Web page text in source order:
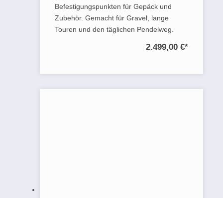
Befestigungspunkten für Gepäck und
Zubehör. Gemacht für Gravel, lange
Touren und den täglichen Pendelweg.
2.499,00 €*